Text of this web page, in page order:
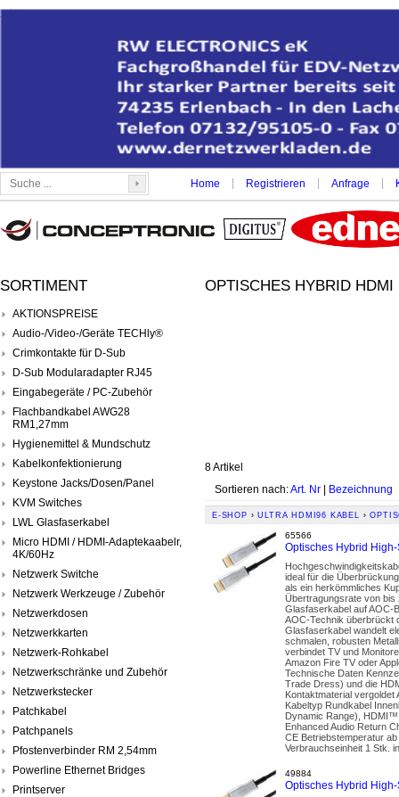
Home Registrieren Anfrage
SORTIMENT
AKTIONSPREISE
Audio-/Video-/Geräte TECHly®
Crimkontakte für D-Sub
D-Sub Modularadapter RJ45
Eingabegeräte / PC-Zubehör
Flachbandkabel AWG28
RM1,27mm
Hygienemittel & Mundschutz
Kabelkonfektionierung
Keystone Jacks/Dosen/Panel
KVM Switches
LWL Glasfaserkabel
Micro HDMI / HDMI-Adaptekaabelr,
4K/60Hz
Netzwerk Switche
Netzwerk Werkzeuge / Zubehör
Netzwerkdosen
Netzwerkkarten
Netzwerk-Rohkabel
Netzwerkschränke und Zubehör
Netzwerkstecker
Patchkabel
Patchpanels
Pfostenverbinder RM 2,54mm
Powerline Ethernet Bridges
Printserver
OPTISCHES HYBRID HDMI
8 Artikel
Sortieren nach:Art. Nr | Bezeichnung
E-SHOP › ULTRA HDMI96 KABEL ›
65566
Optisches Hybrid
ideal für die
als ein herkömmliches
Übertragungsrate von bis
Glasfaserkabel auf AOC-
AOC-Technik überbrückt
Glasfaserkabel wandelt
schmalen, robusten
verbindet TV und
Amazon Fire TV oder
Technische Daten
Trade Dress) und die
Kontaktmaterial
Kabeltyp Rundkabel
Dynamic Range), HDMI™
Enhanced Audio Return
CE Betriebstemperatur
Verbrauchseinheit 1 Stk.
49884
Optisches Hybrid